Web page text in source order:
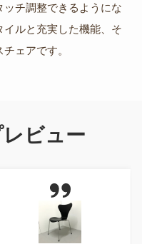
チ調整できるようにな
ルと充実した機能、そ
ェアです。
ビュー